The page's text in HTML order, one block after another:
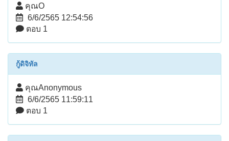
คุณO
6/6/2565 12:54:56
ตอบ 1
กู้ดิจิทัล
คุณAnonymous
6/6/2565 11:59:11
ตอบ 1